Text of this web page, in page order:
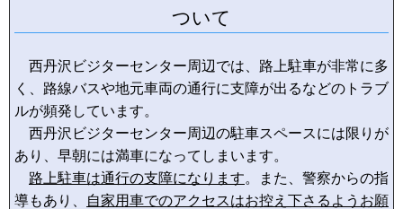
ついて
西丹沢ビジターセンター周辺では、路上駐車が非常に多
く、路線バスや地元車両の通行に支障が出るなどのトラブ
ルが頻発しています。
西丹沢ビジターセンター周辺の駐車スペースには限りが
あり、早朝には満車になってしまいます。
路上駐車は通行の支障になります。また、警察からの指
導もあり、
自家用車でのアクセスはお控え下さるようお願